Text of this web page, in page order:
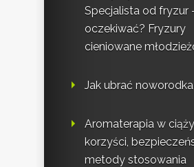
Specjalista od fryzur
oczekiwać? Fryzury
cieniowane
Jak ubrać noworodka
Aromaterapia w
korzyści,
metody stosowania